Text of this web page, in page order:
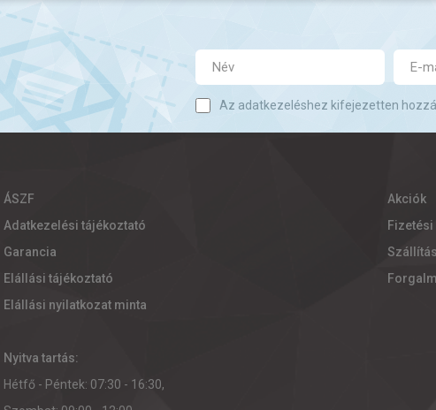
Az adatkezeléshez kifejezetten
ÁSZF
Adatkezelési tájékoztató
Garancia
Elállási tájékoztató
Elállási nyilatkozat minta
Akciók
Nyitva tartás:
Hétfő - Péntek: 07:30 - 16:30,